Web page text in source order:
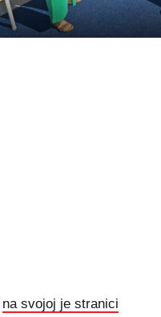
na svojoj je stranici